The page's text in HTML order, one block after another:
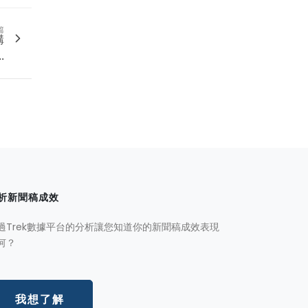
新聞稿成效
Trek數據平台的分析讓您知道你的新聞稿成效表現
？
我想了解